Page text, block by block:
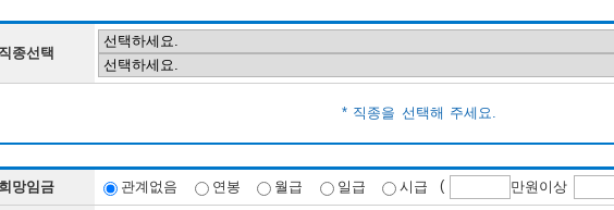
직종선택
* 직종을 선택해 주세요.
희망임금 관계없음 연봉 월급 일급 시급 ( 만원이상